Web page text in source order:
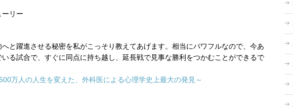
ーリー
へと躍進させる秘密を私がこっそり教えてあげます。相当にパワフルなので、今あ
いる試合で、すぐに同点に持ち越し、延長戦で見事な勝利をつかむことができるで
万人の人生を変えた、外科医による心理学史上最大の発見～